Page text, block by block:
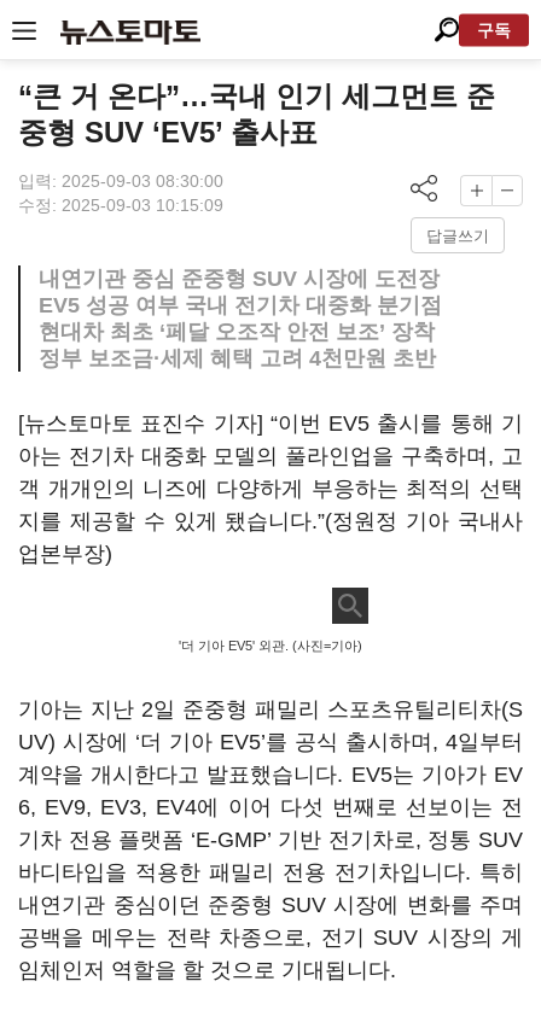
구독
“큰 거 온다”…국내 인기 세그먼트 준
중형 SUV ‘EV5’ 출사표
입력: 2025-09-03 08:30:00
수정: 2025-09-03 10:15:09
답글쓰기
내연기관 중심 준중형 SUV 시장에 도전장
EV5 성공 여부 국내 전기차 대중화 분기점
현대차 최초 ‘페달 오조작 안전 보조’ 장착
정부 보조금·세제 혜택 고려 4천만원 초반
[뉴스토마토 표진수 기자] “이번 EV5 출시를 통해 기
아는 전기차 대중화 모델의 풀라인업을 구축하며, 고
객 개개인의 니즈에 다양하게 부응하는 최적의 선택
지를 제공할 수 있게 됐습니다.”(정원정 기아 국내사
업본부장)
'더 기아 EV5' 외관. (사진=기아)
기아는 지난 2일 준중형 패밀리 스포츠유틸리티차(S
UV) 시장에 ‘더 기아 EV5’를 공식 출시하며, 4일부터
계약을 개시한다고 발표했습니다. EV5는 기아가 EV
6, EV9, EV3, EV4에 이어 다섯 번째로 선보이는 전
기차 전용 플랫폼 ‘E-GMP’ 기반 전기차로, 정통 SUV
바디타입을 적용한 패밀리 전용 전기차입니다. 특히
내연기관 중심이던 준중형 SUV 시장에 변화를 주며
공백을 메우는 전략 차종으로, 전기 SUV 시장의 게
임체인저 역할을 할 것으로 기대됩니다.